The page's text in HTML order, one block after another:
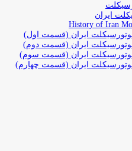
ایران
History of Iran
ایران (قسمت اول)
ایران (قسمت دوم)
ایران (قسمت سوم)
ایران (قسمت چهارم)